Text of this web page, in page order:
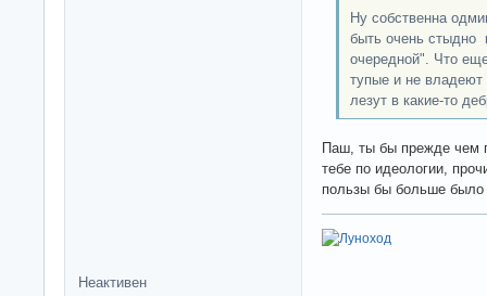
Ну собственна
быть очень стыдно
очередной". Что
тупые и не
лезут в какие-то
Паш, ты бы прежде чем
тебе по идеологии,
пользы бы больше было
Неактивен